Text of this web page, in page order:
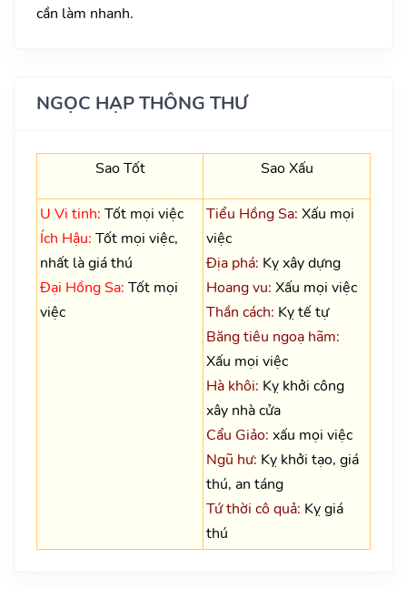
cần làm nhanh.
NGỌC HẠP THÔNG THƯ
Sao Tốt Sao Xấu
U Vi tinh: Tốt mọi việc
Ích Hậu: Tốt mọi việc,
nhất là giá thú
Đại Hồng Sa: Tốt mọi
việc
Tiểu Hồng Sa: Xấu mọi
việc
Địa phá: Kỵ xây dựng
Hoang vu: Xấu mọi việc
Thần cách: Kỵ tế tự
Băng tiêu ngoạ hãm:
Xấu mọi việc
Hà khôi: Kỵ khởi công
xây nhà cửa
Cẩu Giảo: xấu mọi việc
Ngũ hư: Kỵ khởi tạo, giá
thú, an táng
Tứ thời cô quả: Kỵ giá
thú